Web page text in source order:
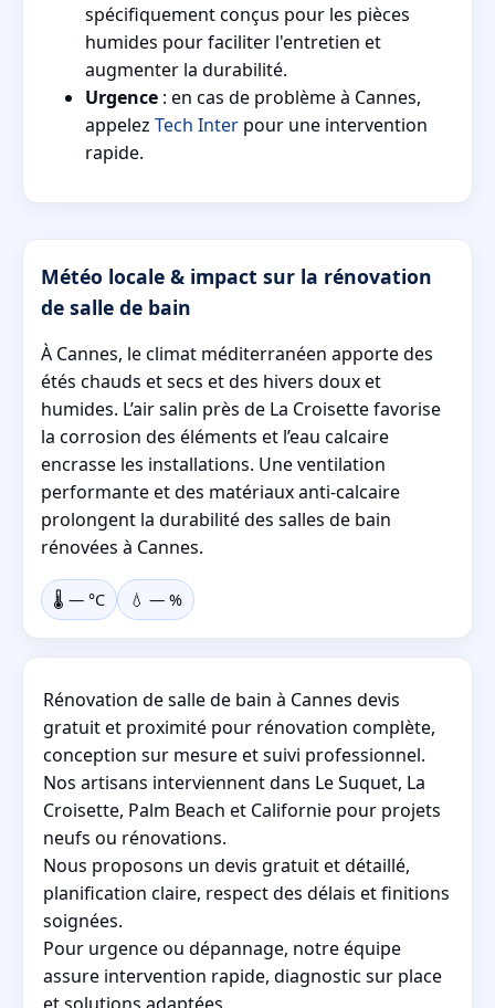
spécifiquement conçus pour les pièces
humides pour faciliter l'entretien et
augmenter la durabilité.
Urgence : en cas de problème à Cannes,
appelez Tech Inter pour une intervention
rapide.
Météo locale & impact sur la rénovation
de salle de bain
À Cannes, le climat méditerranéen apporte des
étés chauds et secs et des hivers doux et
humides. L’air salin près de La Croisette favorise
la corrosion des éléments et l’eau calcaire
encrasse les installations. Une ventilation
performante et des matériaux anti-calcaire
prolongent la durabilité des salles de bain
rénovées à Cannes.
🌡️ — °C 💧 — %
Rénovation de salle de bain à Cannes devis
gratuit et proximité pour rénovation complète,
conception sur mesure et suivi professionnel.
Nos artisans interviennent dans Le Suquet, La
Croisette, Palm Beach et Californie pour projets
neufs ou rénovations.
Nous proposons un devis gratuit et détaillé,
planification claire, respect des délais et finitions
soignées.
Pour urgence ou dépannage, notre équipe
assure intervention rapide, diagnostic sur place